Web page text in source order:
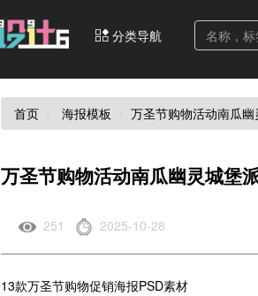
分类导航
首页 海报模板 万圣节购物活动南瓜
万圣节购物活动南瓜幽灵城堡
251 2025-10-28
13款万圣节购物促销海报PSD素材